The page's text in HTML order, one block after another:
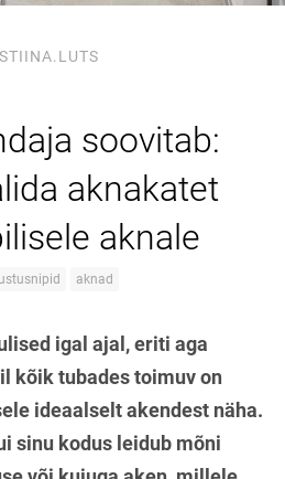
soovitab:
aknakatet
aknale
aknad
igal ajal, eriti aga
kõik tubades toimuv on
ideaalselt akendest näha.
sinu kodus leidub mõni